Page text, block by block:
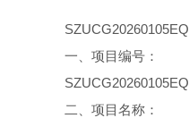
SZUCG20260105EQ
一、项目编号：
SZUCG20260105EQ
二、项目名称：